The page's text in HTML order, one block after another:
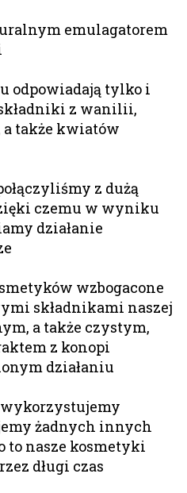
emulagatorem
odpowiadają tylko i
z wanilii,
także kwiatów
z dużą
czemu w wyniku
działanie
wzbogacone
składnikami naszej
a także czystym,
z konopi
działaniu
żadnych innych
to nasze kosmetyki
długi czas